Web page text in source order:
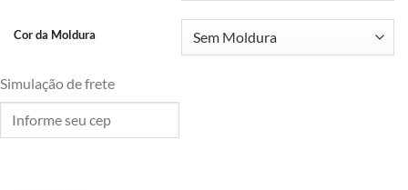
Cor da Moldura
Simulação de frete